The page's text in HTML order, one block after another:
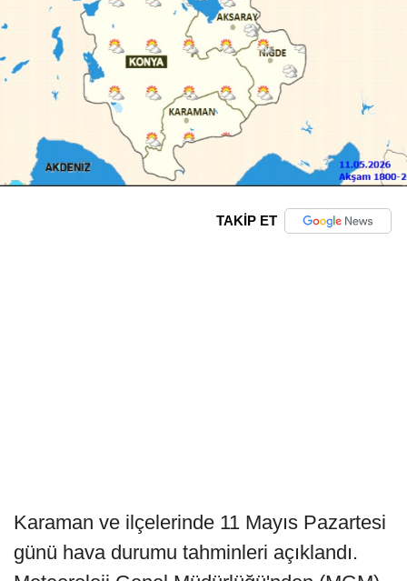
TAKİP ET
Karaman ve ilçelerinde 11 Mayıs Pazartesi
günü hava durumu tahminleri açıklandı.